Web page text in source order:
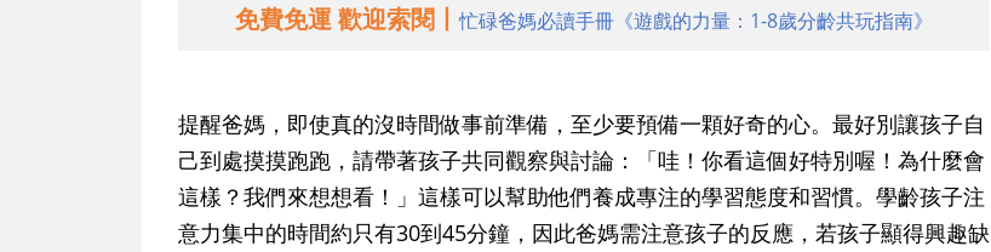
免費免運 歡迎索閱丨忙碌爸媽必讀手冊《遊戲的力量：1-8歲分齡共玩指南》
提醒爸媽，即使真的沒時間做事前準備，至少要預備一顆好奇的心。最好別讓孩子自
己到處摸摸跑跑，請帶著孩子共同觀察與討論：「哇！你看這個好特別喔！為什麼會
這樣？我們來想想看！」這樣可以幫助他們養成專注的學習態度和習慣。學齡孩子注
意力集中的時間約只有30到45分鐘，因此爸媽需注意孩子的反應，若孩子顯得興趣缺